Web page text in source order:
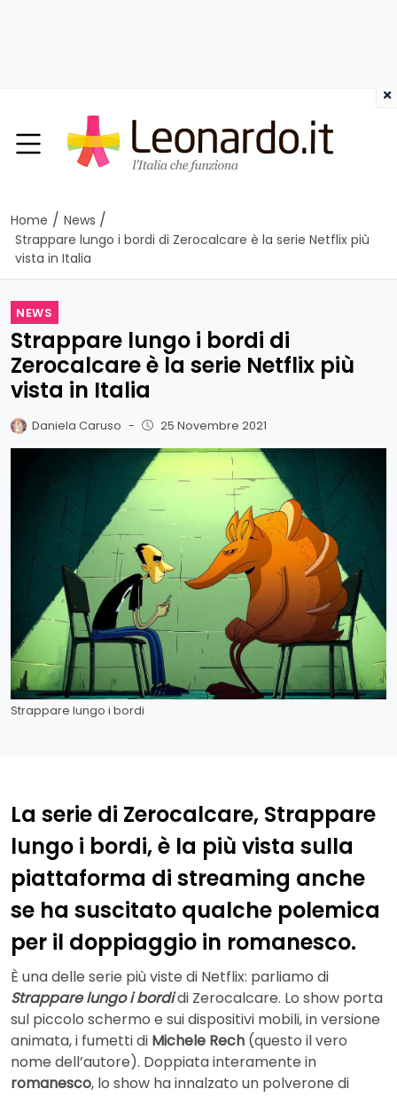
Home / News /
Strappare lungo i bordi di Zerocalcare è la serie Netflix più
vista in Italia
NEWS
Strappare lungo i bordi di
Zerocalcare è la serie Netflix più
vista in Italia
Daniela Caruso - 25 Novembre 2021
Strappare lungo i bordi
La serie di Zerocalcare, Strappare
lungo i bordi, è la più vista sulla
piattaforma di streaming anche
se ha suscitato qualche polemica
per il doppiaggio in romanesco.
È una delle serie più viste di Netflix: parliamo di
Strappare lungo i bordidi Zerocalcare. Lo show porta
sul piccolo schermo e sui dispositivi mobili, in versione
animata, i fumetti di Michele Rech (questo il vero
nome dell’autore). Doppiata interamente in
romanesco, lo show ha innalzato un polverone di
×